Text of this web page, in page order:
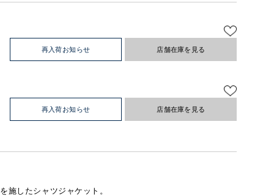
再入荷お知らせ 店舗在庫を見る
再入荷お知らせ 店舗在庫を見る
施したシャツジャケット。